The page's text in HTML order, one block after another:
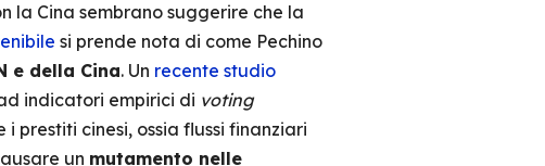
la Cina sembrano suggerire che la
si prende nota di come Pechino
e della Cina. Un recente studio
indicatori empirici di voting
prestiti cinesi, ossia flussi finanziari
un mutamento nelle